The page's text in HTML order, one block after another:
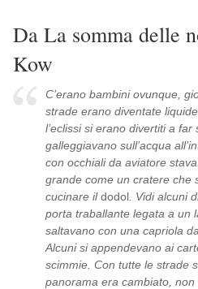
Da La somma delle
Kow
C’erano bambini ovunque,
strade erano diventate
l’eclissi si erano divertiti a
galleggiavano sull’acqua
con occhiali da aviatore
grande come un cratere che
cucinare ildodol . Vidi alcuni
porta traballante legata a un
saltavano con una capriola
Alcuni si appendevano ai
scimmie. Con tutte le strade
panorama era cambiato,